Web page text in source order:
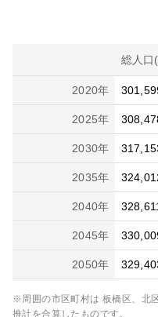
総人口
2020年
2025年
2030年
2035年
2040年
2045年
2050年
※周囲の市区町村は 板橋区、北
推計を合算したものです。